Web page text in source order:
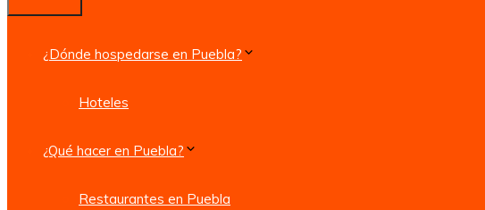
¿Dónde hospedarse en Puebla?
Hoteles
¿Qué hacer en Puebla?
Restaurantes en Puebla